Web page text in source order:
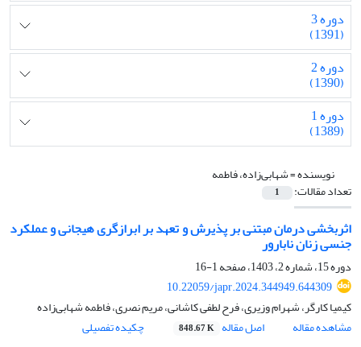
دوره 3
(1391)
دوره 2
(1390)
دوره 1
(1389)
نویسنده =شهابی‌زاده، فاطمه
تعداد مقالات: 1
اثربخشی درمان مبتنی بر پذیرش و تعهد بر ابرازگری هیجانی و عملکرد
جنسی زنان نابارور
دوره 15، شماره 2، 1403، صفحه
1-16
10.22059/japr.2024.344949.644309
کیمیا کارگر، شهرام وزیری، فرح لطفی کاشانی، مریم نصری، فاطمه شهابی‌زاده
مشاهده مقاله
اصل مقاله 848.67 K چکیده تفصیلی